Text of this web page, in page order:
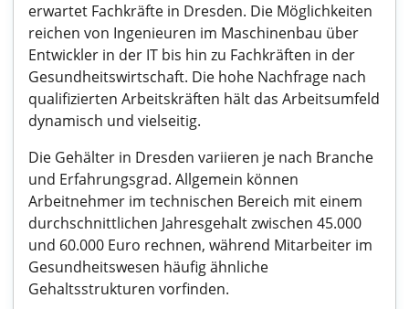
erwartet Fachkräfte in Dresden. Die Möglichkeiten
reichen von Ingenieuren im Maschinenbau über
Entwickler in der IT bis hin zu Fachkräften in der
Gesundheitswirtschaft. Die hohe Nachfrage nach
qualifizierten Arbeitskräften hält das Arbeitsumfeld
dynamisch und vielseitig.
Die Gehälter in Dresden variieren je nach Branche
und Erfahrungsgrad. Allgemein können
Arbeitnehmer im technischen Bereich mit einem
durchschnittlichen Jahresgehalt zwischen 45.000
und 60.000 Euro rechnen, während Mitarbeiter im
Gesundheitswesen häufig ähnliche
Gehaltsstrukturen vorfinden.